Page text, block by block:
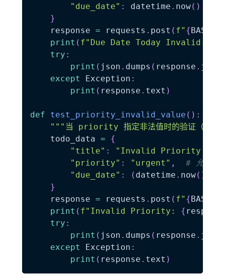
"due_date" : datetime . now( ) .
}
    response
= requests . post ( f" {
print ( f"Due Date Today Invalid:
try :
print ( json . dumps ( response . json
except
Exception :
print ( response . text )
def test_priority_invalid_value ( ) :
"""当 priority 指定非法值时的验证（预期
    todo_data
=
{
"title" :
"Invalid Priority
"priority" : "urgent" ,
# 允许值
"due_date" : ( datetime . now( )
}
    response
= requests . post ( f" {
print ( f"Invalid Priority: {
try :
print ( json . dumps ( response . json
except
Exception :
print ( response . text )